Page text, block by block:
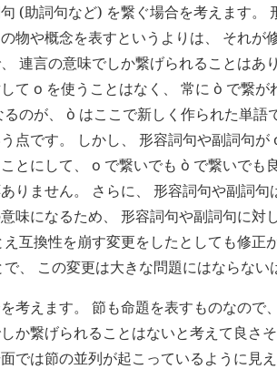
(助詞句など) を繋ぐ場合を考えます。
物や概念を表すというよりは、 それが
連言の意味でしか繋げられることはあ
て o を使うことはなく、 常に ò で繋が
のが、 ò はここで新しく作られた単語
点です。 しかし、 形容詞句や副詞句が
とにして、 o で繋いでも ò で繋いでも
りません。 さらに、 形容詞句や副詞
味になるため、 形容詞句や副詞句に対
互換性を崩す変更をしたとしても修正
で、 この変更は大きな問題にはならない
考えます。 節も命題を表すものなので
か繋げられることはないと考えて良さ
では節の並列が起こっているように見